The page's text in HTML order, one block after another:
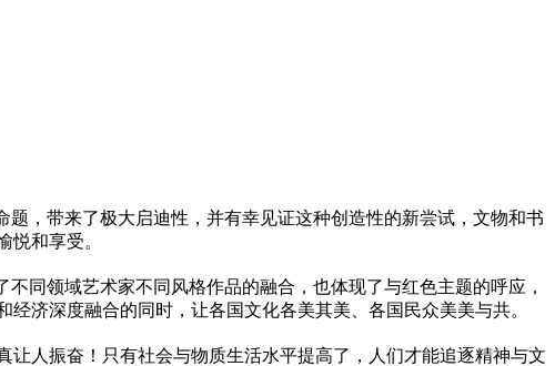
题，带来了极大启迪性 ，并有幸见证这种创造性的新尝试，文物和书
悦和享受。
同领域艺术家不同风格作品的融合，也体现了与红色主题的呼应，
济深度融合的同时，让各国文化各美其美、各国民众美美与共。
让人振奋！只有社会与物质生活水平提高了，人们才能追逐精神与文